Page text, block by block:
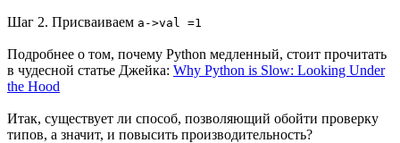
Шаг 2. Присваиваем a->val =1
Подробнее о том, почему Python медленный, стоит прочитать
в чудесной статье Джейка: Why Python is Slow: Looking Under
the Hood
Итак, существует ли способ, позволяющий обойти проверку
типов, а значит, и повысить производительность?